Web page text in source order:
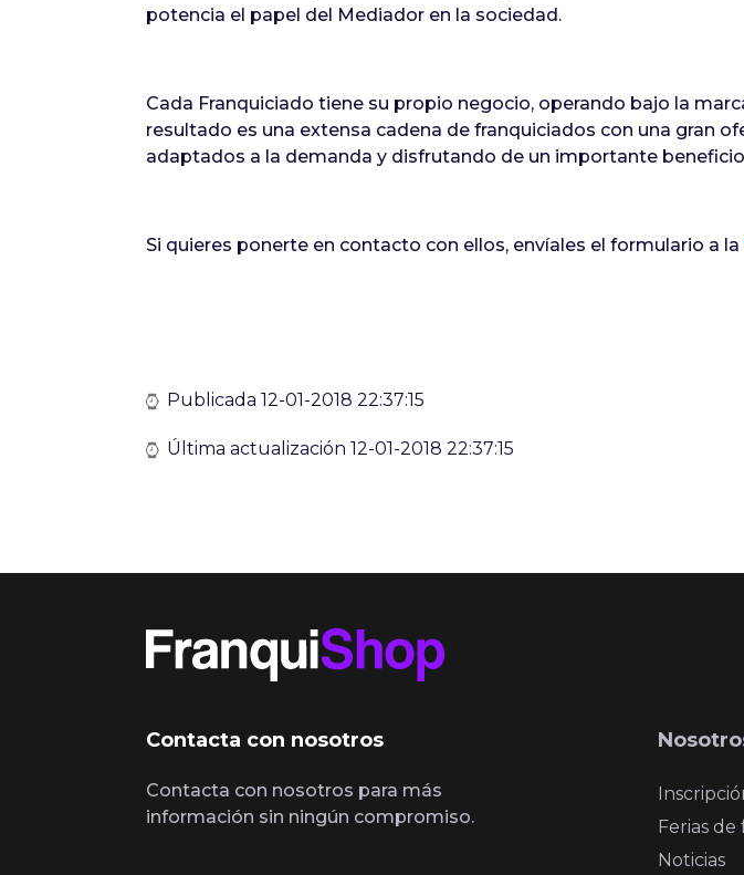
potencia el papel del Mediador en la sociedad.
Cada Franquiciado tiene su propio negocio, operando bajo la
resultado es una extensa cadena de franquiciados con una gran
adaptados a la demanda y disfrutando de un importante
Si quieres ponerte en contacto con ellos, envíales el formulario a la
Publicada 12-01-2018 22:37:15
Última actualización 12-01-2018 22:37:15
Contacta con nosotros
Contacta con nosotros para más
información sin ningún compromiso.
Ferias de
Noticias